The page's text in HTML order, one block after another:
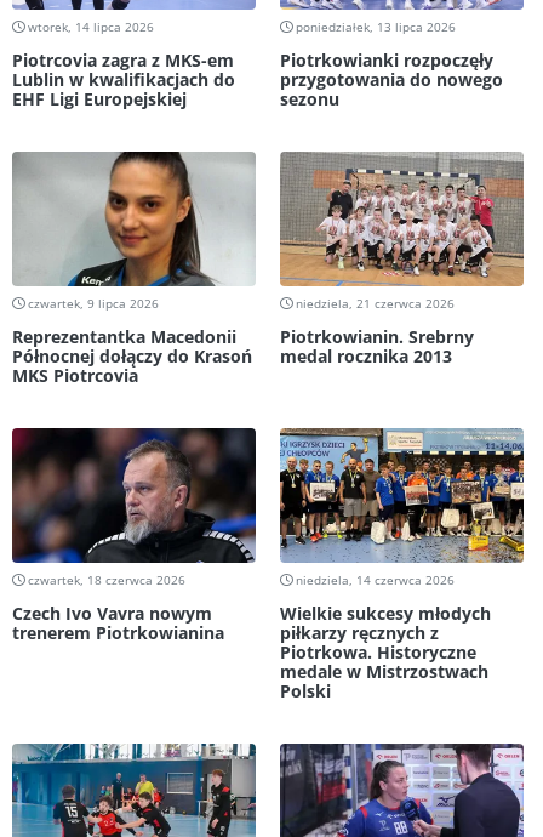
wtorek, 14 lipca 2026
Piotrcovia zagra z MKS-em
Lublin w kwalifikacjach do
EHF Ligi Europejskiej
poniedziałek, 13 lipca 2026
Piotrkowianki rozpoczęły
przygotowania do nowego
sezonu
czwartek, 9 lipca 2026
Reprezentantka Macedonii
Północnej dołączy do Krasoń
MKS Piotrcovia
niedziela, 21 czerwca 2026
Piotrkowianin. Srebrny
medal rocznika 2013
czwartek, 18 czerwca 2026
Czech Ivo Vavra nowym
trenerem Piotrkowianina
niedziela, 14 czerwca 2026
Wielkie sukcesy młodych
piłkarzy ręcznych z
Piotrkowa. Historyczne
medale w Mistrzostwach
Polski